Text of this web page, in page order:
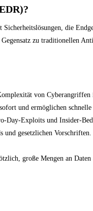
Sicherheitslösungen, die
zu traditionellen
von
und ermöglichen schnelle
Day-Exploits und Insider-
und gesetzlichen Vorschriften.
große Mengen an